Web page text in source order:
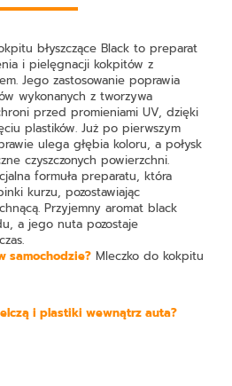
błyszczące Black to preparat
i pielęgnacji kokpitów z
Jego zastosowanie poprawia
wykonanych z tworzywa
przed promieniami UV, dzięki
plastików. Już po pierwszym
ulega głębia koloru, a połysk
czyszczonych powierzchni.
formuła preparatu, która
kurzu, pozostawiając
Przyjemny aromat black
a jego nuta pozostaje
samochodzie? Mleczko do kokpitu
i plastiki wewnątrz auta?